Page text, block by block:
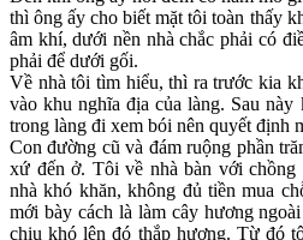
thì ông ấy cho biết mặt tôi toàn thấy
âm khí, dưới nền nhà chắc phải có
phải để dưới gối.
Về nhà tôi tìm hiểu, thì ra trước kia
vào khu nghĩa địa của làng. Sau
trong làng đi xem bói nên quyết định
Con đường cũ và đám ruộng phần
xứ đến ở. Tôi về nhà bàn với chồng
nhà khó khăn, không đủ tiền mua
mới bày cách là làm cây hương
chịu khó lên đó thắp hương. Từ đó